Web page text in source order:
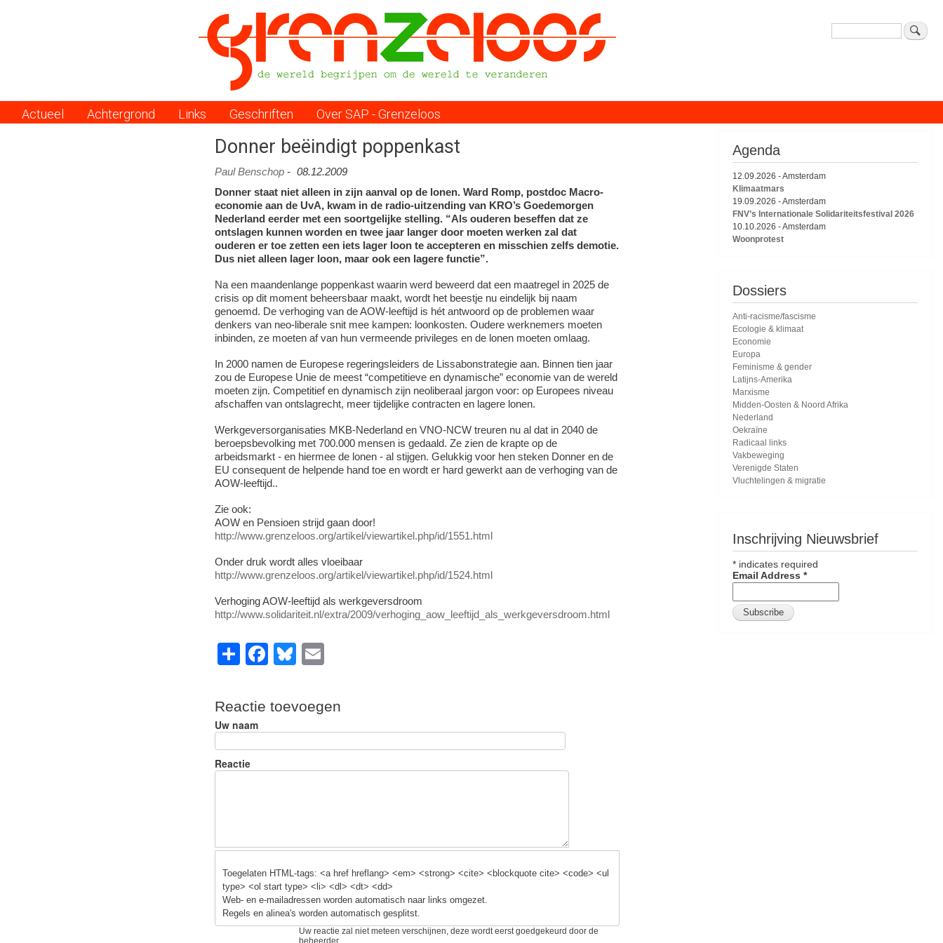
naar
inhoud
Zoeken
MenuActueel Achtergrond Links Geschriften Over SAP - Grenzeloos
Donner beëindigt poppenkast
Paul Benschop- 08.12.2009
Donner staat niet alleen in zijn aanval op de lonen. Ward Romp, postdoc Macro-
economie aan de UvA, kwam in de radio-uitzending van KRO’s Goedemorgen
Nederland eerder met een soortgelijke stelling. “Als ouderen beseffen dat ze
ontslagen kunnen worden en twee jaar langer door moeten werken zal dat
ouderen er toe zetten een iets lager loon te accepteren en misschien zelfs demotie.
Dus niet alleen lager loon, maar ook een lagere functie”.
Na een maandenlange poppenkast waarin werd beweerd dat een maatregel in 2025 de
crisis op dit moment beheersbaar maakt, wordt het beestje nu eindelijk bij naam
genoemd. De verhoging van de AOW-leeftijd is hét antwoord op de problemen waar
denkers van neo-liberale snit mee kampen: loonkosten. Oudere werknemers moeten
inbinden, ze moeten af van hun vermeende privileges en de lonen moeten omlaag.
In 2000 namen de Europese regeringsleiders de Lissabonstrategie aan. Binnen tien jaar
zou de Europese Unie de meest “competitieve en dynamische” economie van de wereld
moeten zijn. Competitief en dynamisch zijn neoliberaal jargon voor: op Europees niveau
afschaffen van ontslagrecht, meer tijdelijke contracten en lagere lonen.
Werkgeversorganisaties MKB-Nederland en VNO-NCW treuren nu al dat in 2040 de
beroepsbevolking met 700.000 mensen is gedaald. Ze zien de krapte op de
arbeidsmarkt - en hiermee de lonen - al stijgen. Gelukkig voor hen steken Donner en de
EU consequent de helpende hand toe en wordt er hard gewerkt aan de verhoging van de
AOW-leeftijd..
Zie ook:
AOW en Pensioen strijd gaan door!
http://www.grenzeloos.org/artikel/viewartikel.php/id/1551.html
Onder druk wordt alles vloeibaar
http://www.grenzeloos.org/artikel/viewartikel.php/id/1524.html
Verhoging AOW-leeftijd als werkgeversdroom
http://www.solidariteit.nl/extra/2009/verhoging_aow_leeftijd_als_werkgeversdroom.html
S
ar
e
F
c
e
o
Bl
sk
E
Reactie toevoegen
Uw naam
Reactie
Toegelaten HTML-tags: <a href hreflang> <em> <strong> <cite> <blockquote cite> <code> <ul
type> <ol start type> <li> <dl> <dt> <dd>
Web- en e-mailadressen worden automatisch naar links omgezet.
Regels en alinea's worden automatisch gesplitst.
Uw reactie zal niet meteen verschijnen, deze wordt eerst goedgekeurd door de
beheerder.
Agenda
12.09.2026 -Amsterdam
Klimaatmars
19.09.2026 -Amsterdam
FNV’s Internationale Solidariteitsfestival 2026
10.10.2026 -Amsterdam
Woonprotest
Dossiers
Anti-racisme/fascisme
Ecologie & klimaat
Economie
Europa
Feminisme & gender
Latijns-Amerika
Marxisme
Midden-Oosten & Noord Afrika
Nederland
Oekraïne
Radicaal links
Vakbeweging
Verenigde Staten
Vluchtelingen & migratie
Inschrijving Nieuwsbrief
* indicates required
Email Address *